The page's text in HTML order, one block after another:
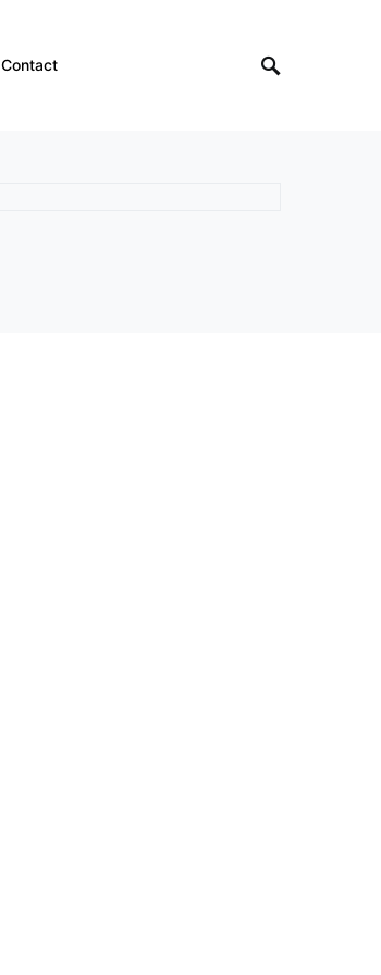
Contact